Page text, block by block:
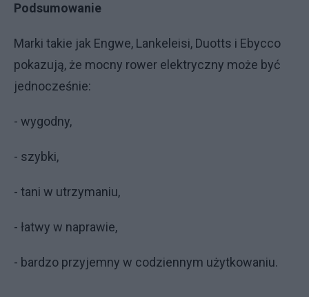
Podsumowanie
Marki takie jak Engwe, Lankeleisi, Duotts i Ebycco
pokazują, że mocny rower elektryczny może być
jednocześnie:
- wygodny,
- szybki,
- tani w utrzymaniu,
- łatwy w naprawie,
- bardzo przyjemny w codziennym użytkowaniu.